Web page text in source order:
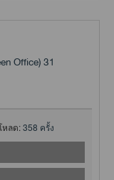
Office) 31
หลด:358 ครั้ง